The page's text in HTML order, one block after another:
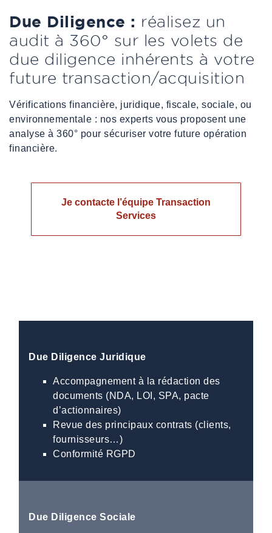
Due Diligence : réalisez un
audit à 360° sur les volets de
due diligence inhérents à votre
future transaction/acquisition
Vérifications financière, juridique, fiscale, sociale, ou
environnementale : nos experts vous proposent une
analyse à 360° pour sécuriser votre future opération
financière.
Je contacte l’équipe Transaction
Services
Due Diligence Juridique
Accompagnement à la rédaction des
documents (NDA, LOI, SPA, pacte
d’actionnaires)
Revue des principaux contrats (clients,
fournisseurs…)
Conformité RGPD
Due Diligence Sociale